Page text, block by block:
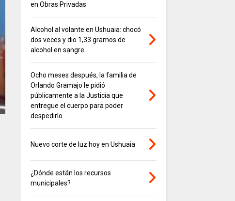
en Obras Privadas
Alcohol al volante en Ushuaia: chocó
dos veces y dio 1,33 gramos de
alcohol en sangre
Ocho meses después, la familia de
Orlando Gramajo le pidió
públicamente a la Justicia que
entregue el cuerpo para poder
despedirlo
Nuevo corte de luz hoy en Ushuaia
¿Dónde están los recursos
municipales?